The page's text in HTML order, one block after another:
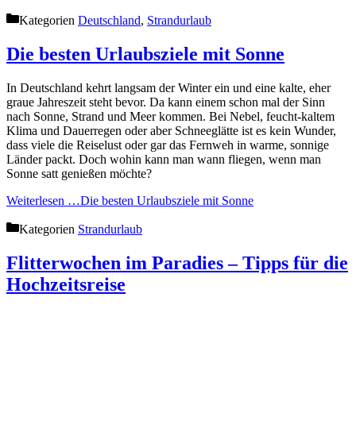
Kategorien Deutschland, Strandurlaub
Die besten Urlaubsziele mit Sonne
In Deutschland kehrt langsam der Winter ein und eine kalte, eher
graue Jahreszeit steht bevor. Da kann einem schon mal der Sinn
nach Sonne, Strand und Meer kommen. Bei Nebel, feucht-kaltem
Klima und Dauerregen oder aber Schneeglätte ist es kein Wunder,
dass viele die Reiselust oder gar das Fernweh in warme, sonnige
Länder packt. Doch wohin kann man wann fliegen, wenn man
Sonne satt genießen möchte?
Weiterlesen …Die besten Urlaubsziele mit Sonne
Kategorien Strandurlaub
Flitterwochen im Paradies – Tipps für die
Hochzeitsreise